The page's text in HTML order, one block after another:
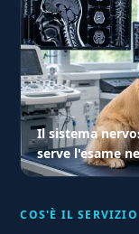
Il sistema
serve l'esame
COS'È IL SERVIZIO